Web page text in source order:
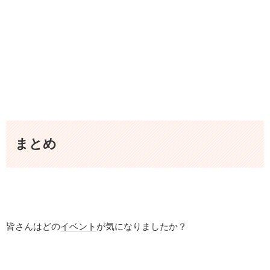
まとめ
皆さんはどのイベント が気になりましたか？